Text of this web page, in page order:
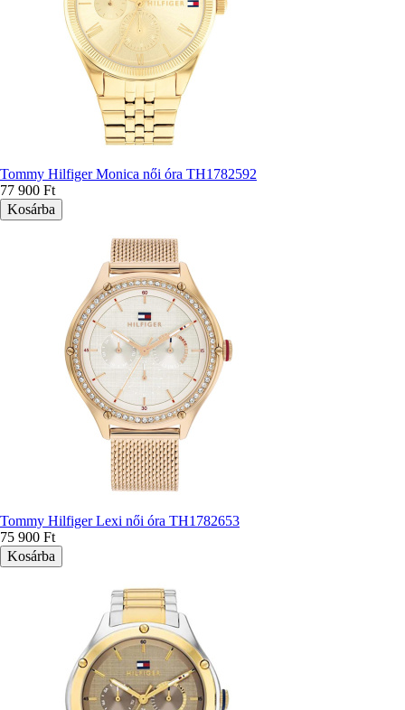
Tommy Hilfiger Monica női óra TH1782592
77 900 Ft
Tommy Hilfiger Lexi női óra TH1782653
75 900 Ft